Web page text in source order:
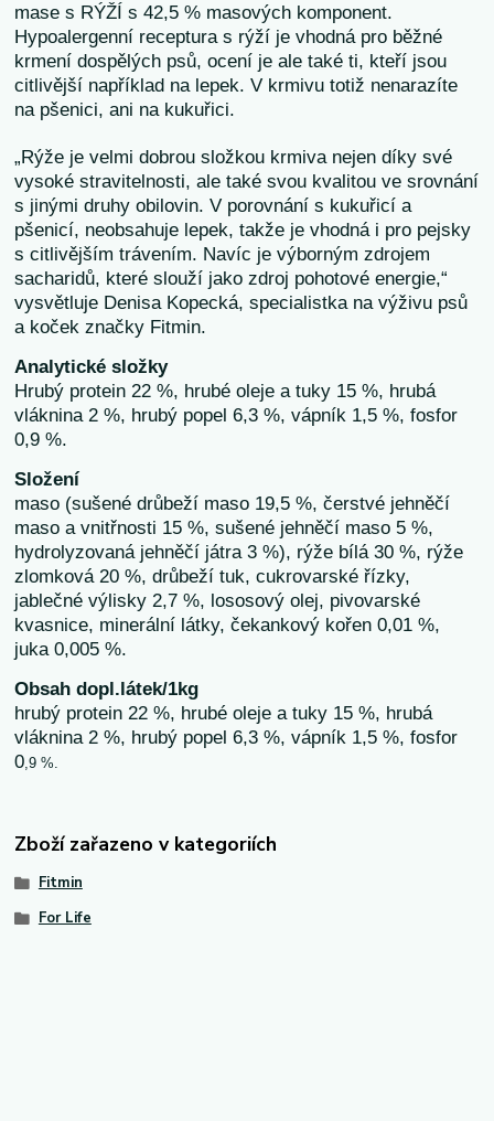
mase s RÝŽÍ s 42,5 % masových komponent.
Hypoalergenní receptura s rýží je vhodná pro běžné
krmení dospělých psů, ocení je ale také ti, kteří jsou
citlivější například na lepek. V krmivu totiž nenarazíte
na pšenici, ani na kukuřici.
„Rýže je velmi dobrou složkou krmiva nejen díky své
vysoké stravitelnosti, ale také svou kvalitou ve srovnání
s jinými druhy obilovin. V porovnání s kukuřicí a
pšenicí, neobsahuje lepek, takže je vhodná i pro pejsky
s citlivějším trávením. Navíc je výborným zdrojem
sacharidů, které slouží jako zdroj pohotové energie,“
vysvětluje Denisa Kopecká, specialistka na výživu psů
a koček značky Fitmin.
Analytické složky
Hrubý protein 22 %, hrubé oleje a tuky 15 %, hrubá
vláknina 2 %, hrubý popel 6,3 %, vápník 1,5 %, fosfor
0,9 %.
Složení
maso (sušené drůbeží maso 19,5 %, čerstvé jehněčí
maso a vnitřnosti 15 %, sušené jehněčí maso 5 %,
hydrolyzovaná jehněčí játra 3 %), rýže bílá 30 %, rýže
zlomková 20 %, drůbeží tuk, cukrovarské řízky,
jablečné výlisky 2,7 %, lososový olej, pivovarské
kvasnice, minerální látky, čekankový kořen 0,01 %,
juka 0,005 %.
Obsah dopl.látek/1kg
hrubý protein 22 %, hrubé oleje a tuky 15 %, hrubá
vláknina 2 %, hrubý popel 6,3 %, vápník 1,5 %, fosfor
0 ,9 %.
Zboží zařazeno v kategoriích
Fitmin
For Life